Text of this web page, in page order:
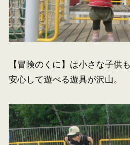
【冒険のくに】は小さな子供も
安心して遊べる遊具が沢山。